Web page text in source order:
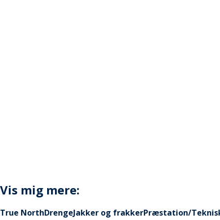
Vis mig mere:
True NorthDrengeJakker og frakkerPræstation/